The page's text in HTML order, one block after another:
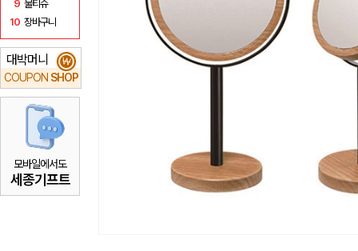
9 물티슈
10 장바구니
대박머니
COUPON SHOP
₩
모바일에서도
세종기프트